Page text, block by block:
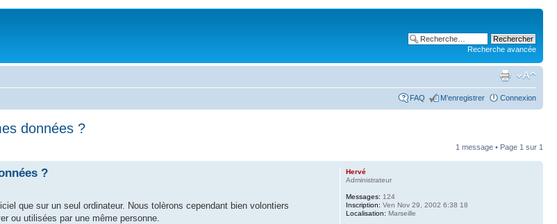
Recherche avancée
FAQ M’enregistrer Connexion
données ?
1 message • Page 1 sur 1
?
que sur un seul ordinateur. Nous tolèrons cependant bien volontiers
ou utilisées par une même personne.
Hervé
Administrateur
Messages: 124
Inscription: Ven Nov 29, 2002 6:38 18
Localisation: Marseille